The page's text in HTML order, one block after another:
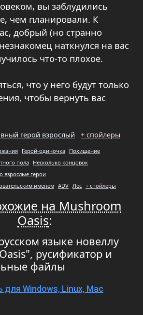
вы заблудились
чем планировали. К
добрый (но странно
наткнулся на вас
что-то плохое.
что у него будут только
чтобы вернуть вас
герой взрослый + спойлеры
Герой-одиночка Похищение
пола Несколько концовок
взрослые герои
именем ADV Лес + спойлеры
на Mushroom
Oasis:
языке новеллу
русификатор и
файлы
для Windows, Linux, Mac